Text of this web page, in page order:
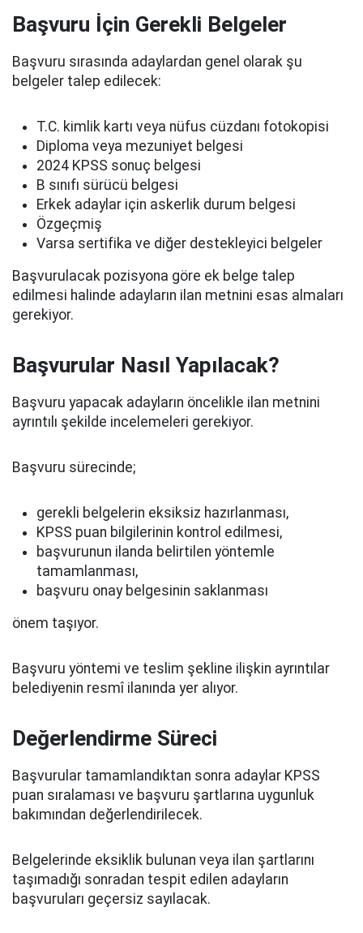
Başvuru İçin Gerekli Belgeler
Başvuru sırasında adaylardan genel olarak şu
belgeler talep edilecek:
T.C. kimlik kartı veya nüfus cüzdanı fotokopisi
Diploma veya mezuniyet belgesi
2024 KPSS sonuç belgesi
B sınıfı sürücü belgesi
Erkek adaylar için askerlik durum belgesi
Özgeçmiş
Varsa sertifika ve diğer destekleyici belgeler
Başvurulacak pozisyona göre ek belge talep
edilmesi halinde adayların ilan metnini esas almaları
gerekiyor.
Başvurular Nasıl Yapılacak?
Başvuru yapacak adayların öncelikle ilan metnini
ayrıntılı şekilde incelemeleri gerekiyor.
Başvuru sürecinde;
gerekli belgelerin eksiksiz hazırlanması,
KPSS puan bilgilerinin kontrol edilmesi,
başvurunun ilanda belirtilen yöntemle
tamamlanması,
başvuru onay belgesinin saklanması
önem taşıyor.
Başvuru yöntemi ve teslim şekline ilişkin ayrıntılar
belediyenin resmî ilanında yer alıyor.
Değerlendirme Süreci
Başvurular tamamlandıktan sonra adaylar KPSS
puan sıralaması ve başvuru şartlarına uygunluk
bakımından değerlendirilecek.
Belgelerinde eksiklik bulunan veya ilan şartlarını
taşımadığı sonradan tespit edilen adayların
başvuruları geçersiz sayılacak.